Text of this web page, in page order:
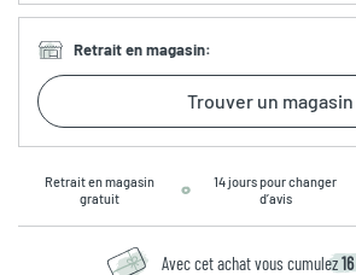
Retrait en magasin:
Trouver un magasin
Retrait en magasin
gratuit
14 jours pour changer
d’avis
Avec cet achat vous cumulez16